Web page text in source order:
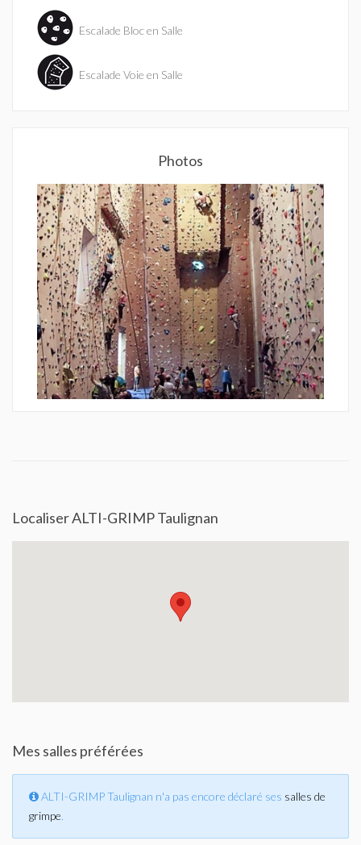
Escalade Bloc en Salle
Escalade Voie en Salle
Photos
Localiser ALTI-GRIMP Taulignan
Mes salles préférées
ALTI-GRIMP Taulignan n'a pas encore déclaré ses salles de
grimpe.